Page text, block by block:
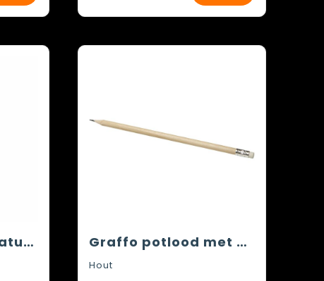
STOMP SHARP - Natuurlijk potlood met gum Graffo potlood met gum
Hout